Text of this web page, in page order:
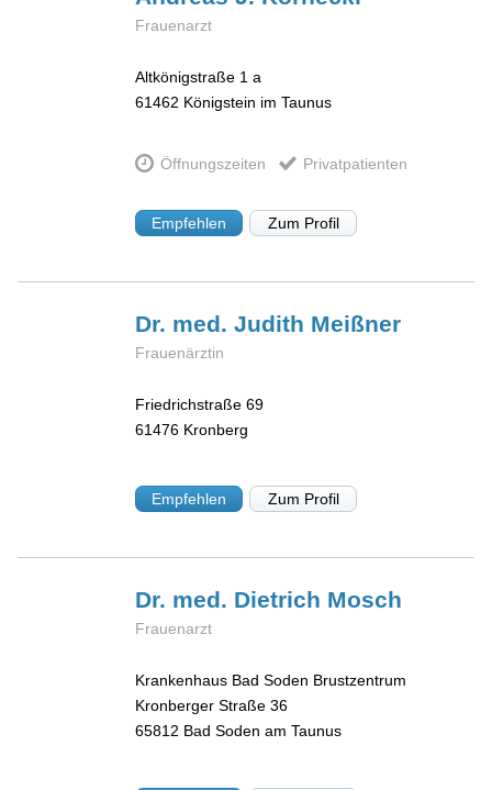
Frauenarzt
Altkönigstraße 1 a
61462 Königstein im Taunus
Öffnungszeiten Privatpatienten
Empfehlen Zum Profil
Dr. med. Judith Meißner
Frauenärztin
Friedrichstraße 69
61476 Kronberg
Empfehlen Zum Profil
Dr. med. Dietrich Mosch
Frauenarzt
Krankenhaus Bad Soden Brustzentrum
Kronberger Straße 36
65812 Bad Soden am Taunus